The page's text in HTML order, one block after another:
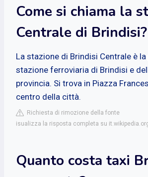
Come si chiama la
Centrale di Brindisi?
La stazione di Brindisi Centrale è
stazione ferroviaria di Brindisi e
provincia. Si trova in Piazza
centro della città.
Richiesta di rimozione della fonte
isualizza la risposta completa su
Quanto costa taxi